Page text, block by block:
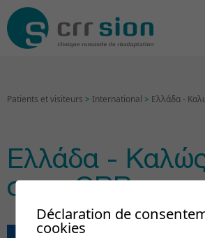
Patients et visiteurs > International > Ελλάδα -
Ελλάδα -
στην CRR
Déclaration de
cookies